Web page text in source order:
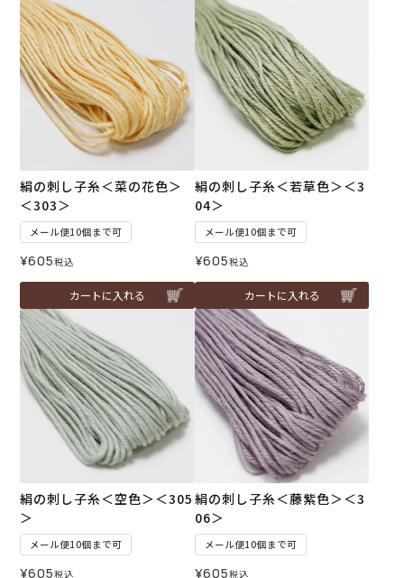
絹の刺し子糸＜菜の花色＞
＜303＞
メール便10個まで可
¥605税込
カートに入れる
絹の刺し子糸＜若草色＞＜3
04＞
メール便10個まで可
¥605税込
カートに入れる
絹の刺し子糸＜空色＞＜305
＞
メール便10個まで可
¥605税込
絹の刺し子糸＜藤紫色＞＜3
06＞
メール便10個まで可
¥605税込